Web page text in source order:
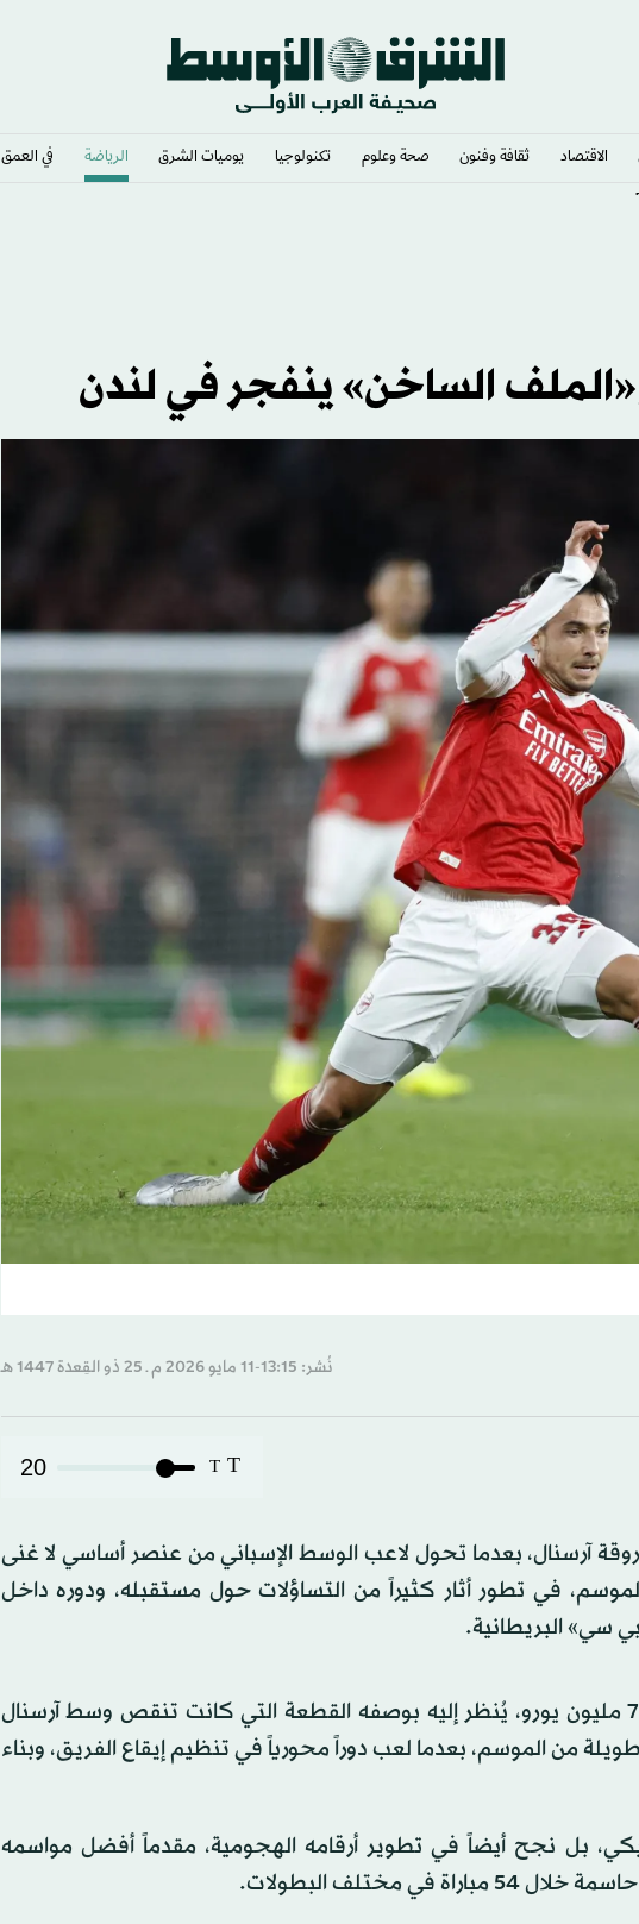
الاقتصاد ثقافة وفنون صحة وعلوم تكنولوجيا يوميات الشرق​ الرياضة في العمق
الساخن» ينفجر في لندن
نُشر: 13:15-11 مايو 2026 م ـ 25 ذو القِعدة 1447 هـ
T
T
20
آرسنال، بعدما تحول لاعب الوسط الإسباني من عنصر أساسي لا غنى
في تطور أثار كثيراً من التساؤلات حول مستقبله، ودوره داخل
سي» البريطانية.
وكان زوبيميندي، القادم من ريال سوسييداد مقابل 70 مليون يورو، يُنظر إليه بوصفه القطعة التي كانت تنقص وسط آرسنال
من الموسم، بعدما لعب دوراً محورياً في تنظيم إيقاع الفريق، وبناء
بل نجح أيضاً في تطوير أرقامه الهجومية، مقدماً أفضل مواسمه
مختلف البطولات.